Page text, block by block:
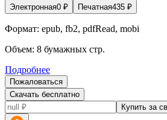
Электронная0 ₽ Печатная435 ₽
Формат: epub, fb2, pdfRead, mobi
Объем: 8 бумажных стр.
Подробнее
Пожаловаться
Скачать бесплатно
Купить за